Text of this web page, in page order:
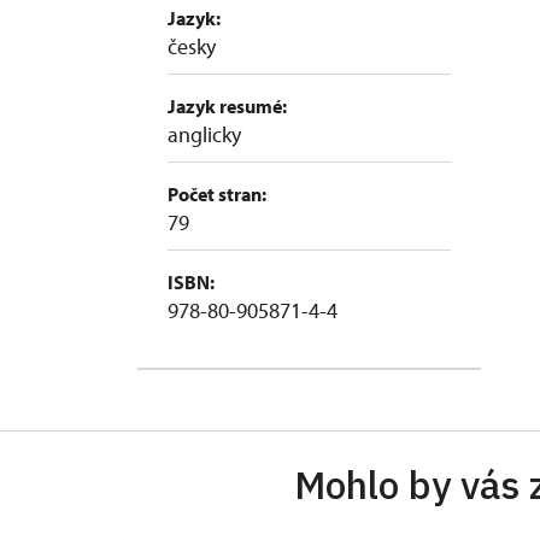
Jazyk:
česky
Jazyk resumé:
anglicky
Počet stran:
79
ISBN:
978-80-905871-4-4
Mohlo by vás